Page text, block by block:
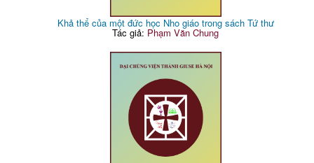
Khả thể của một đức học Nho giáo trong sách Tứ thư
Tác giả: Phạm Văn Chung